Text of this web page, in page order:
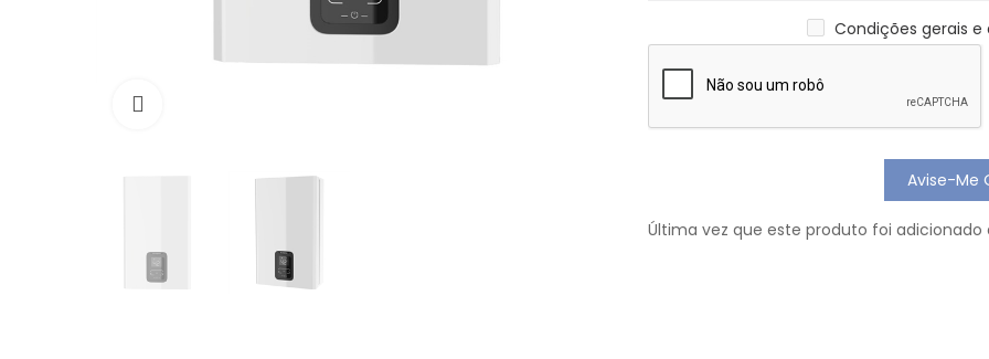
Condições gerais
Avise-Me
Última vez que este produto foi